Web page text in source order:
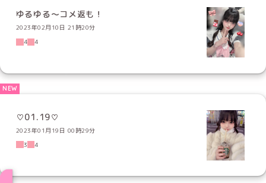
ゆるゆる～コメ返も！
2023年02月10日 21時20分
4
4
♡01.19♡
2023年01月19日 00時29分
3
4